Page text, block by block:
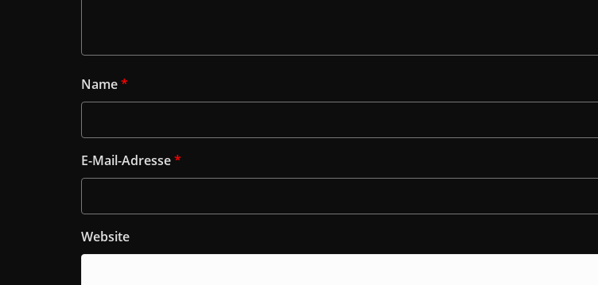
Name*
E-Mail-Adresse*
Website